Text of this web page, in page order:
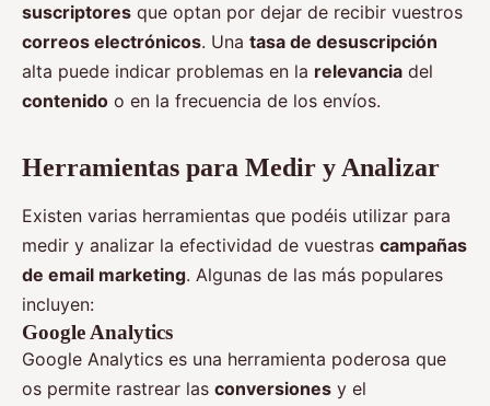
suscriptores que optan por dejar de recibir vuestros
correos electrónicos. Una tasa de desuscripción
alta puede indicar problemas en la relevancia del
contenido o en la frecuencia de los envíos.
Herramientas para Medir y Analizar
Existen varias herramientas que podéis utilizar para
medir y analizar la efectividad de vuestras campañas
de email marketing. Algunas de las más populares
incluyen:
Google Analytics
Google Analytics es una herramienta poderosa que
os permite rastrear las conversiones y el